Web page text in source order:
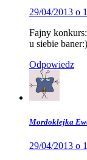
29/04/2013 o
Fajny
u siebie
Odpowiedz
Mordoklejka
29/04/2013 o